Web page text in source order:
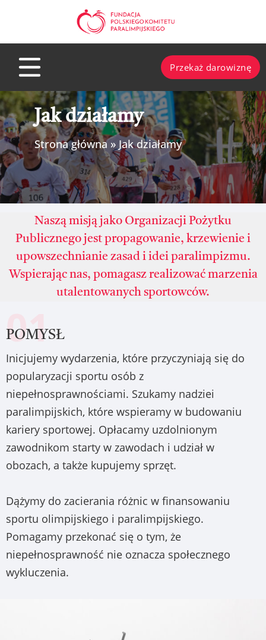
Przekaż darowiznę
Jak działamy
Strona główna» Jak działamy
Naszą misją jako Organizacji Pożytku
Publicznego jest propagowanie, krzewienie i
upowszechnianie zasad i idei paralimpizmu.
Wspierając nas, pomagasz realizować marzenia
utalentowanych sportowców.
01
POMYSŁ
Inicjujemy wydarzenia, które przyczyniają się do
popularyzacji sportu osób z
niepełnosprawnościami. Szukamy nadziei
paralimpijskich, które wspieramy w budowaniu
kariery sportowej. Opłacamy uzdolnionym
zawodnikom starty w zawodach i udział w
obozach, a także kupujemy sprzęt.
Dążymy do zacierania różnic w finansowaniu
sportu olimpijskiego i paralimpijskiego.
Pomagamy przekonać się o tym, że
niepełnosprawność nie oznacza społecznego
wykluczenia.